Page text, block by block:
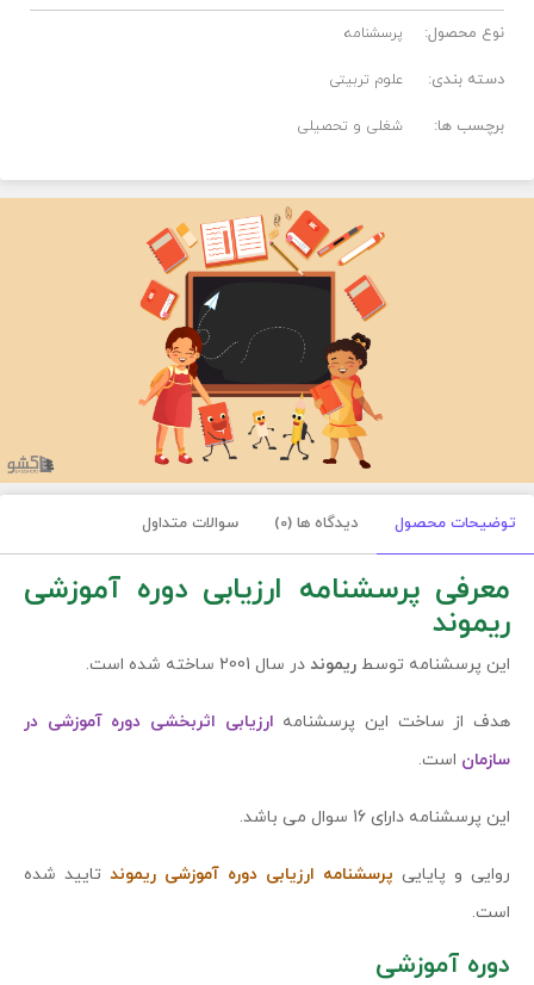
نوع محصول: پرسشنامه
دسته بندی: علوم تربیتی
برچسب ها: شغلی و تحصیلی
توضیحات محصول دیدگاه ها (0) سوالات متداول
معرفی پرسشنامه ارزیابی دوره آموزشی
ریموند
این پرسشنامه توسط ریموند در سال 2001 ساخته شده است.
هدف از ساخت این پرسشنامه ارزیابی اثربخشی دوره آموزشی در
سازمان است.
این پرسشنامه دارای 16 سوال می باشد.
روایی و پایایی پرسشنامه ارزیابی دوره آموزشی ریموند تایید شده
است.
دوره آموزشی